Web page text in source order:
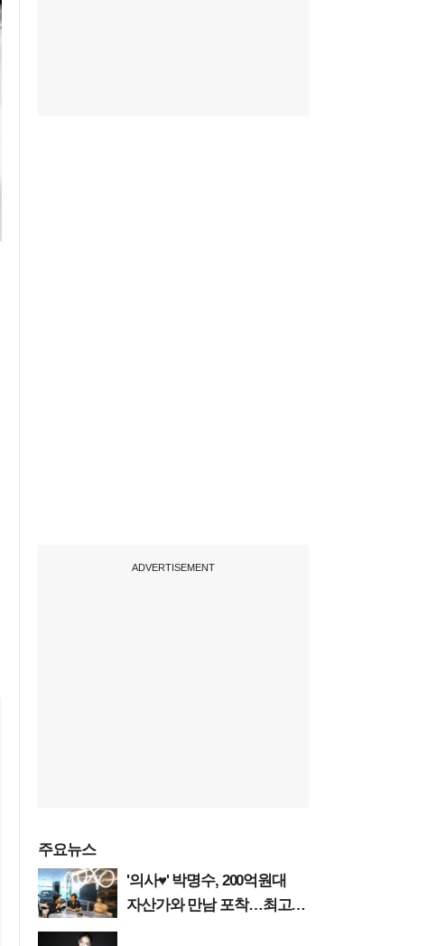
ADVERTISEMENT
주요뉴스
'의사♥' 박명수, 200억원대
자산가와 만남 포착…최고급